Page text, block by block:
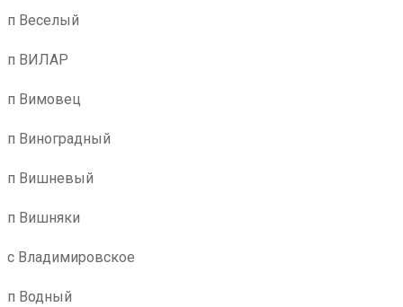
п Веселый
п ВИЛАР
п Вимовец
п Виноградный
п Вишневый
п Вишняки
с Владимировское
п Водный